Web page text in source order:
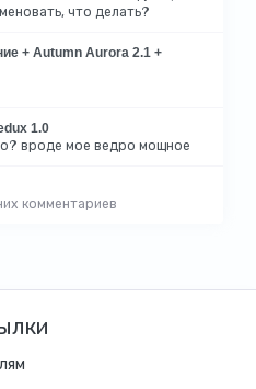
что делать?
+ Autumn Aurora 2.1 +
1.0
вроде мое ведро мощное
комментариев